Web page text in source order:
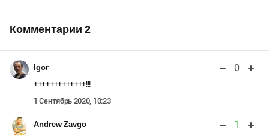
Комментарии 2
Igor 0
+++++++++++++!!!
1 Сентябрь 2020, 10:23
Andrew Zavgo 1